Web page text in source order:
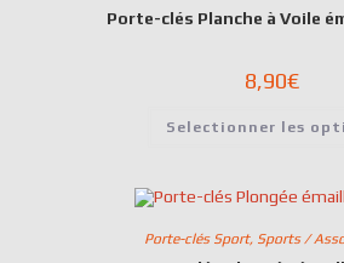
Porte-clés Planche à Voile
8,90€
Selectionner les
Porte-clés Sport, Sports /